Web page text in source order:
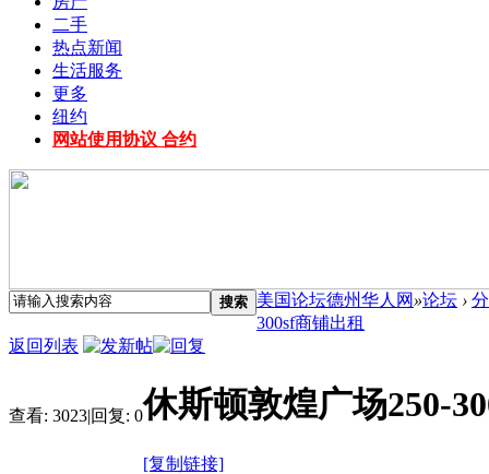
二手
热点新闻
生活服务
更多
纽约
网站使用协议 合约
搜索 美国论坛德州华人网 »论坛 ›
300sf商铺出租
返回列表
查看: 3023|回复: 0休斯顿敦煌广场250-
[复制链接]